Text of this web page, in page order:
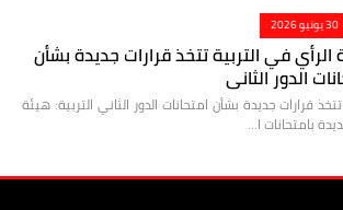
30 يونيو 2026
الرأي في التربية تتخذ قرارات جديدة بشأن
الدور الثاني
قرارات جديدة بشأن امتحانات الدور الثاني التربية: هيئة
بامتحانات ا…